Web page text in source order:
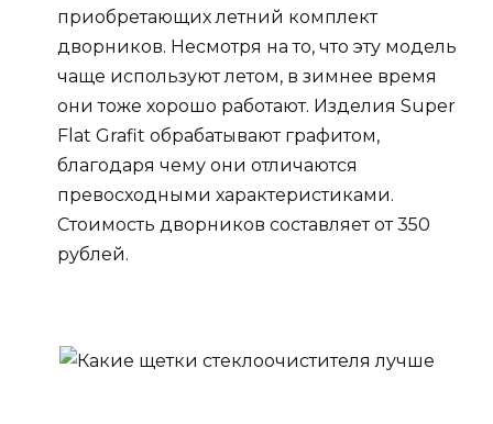
приобретающих летний комплект
дворников. Несмотря на то, что эту модель
чаще используют летом, в зимнее время
они тоже хорошо работают. Изделия Super
Flat Grafit обрабатывают графитом,
благодаря чему они отличаются
превосходными характеристиками.
Стоимость дворников составляет от 350
рублей.